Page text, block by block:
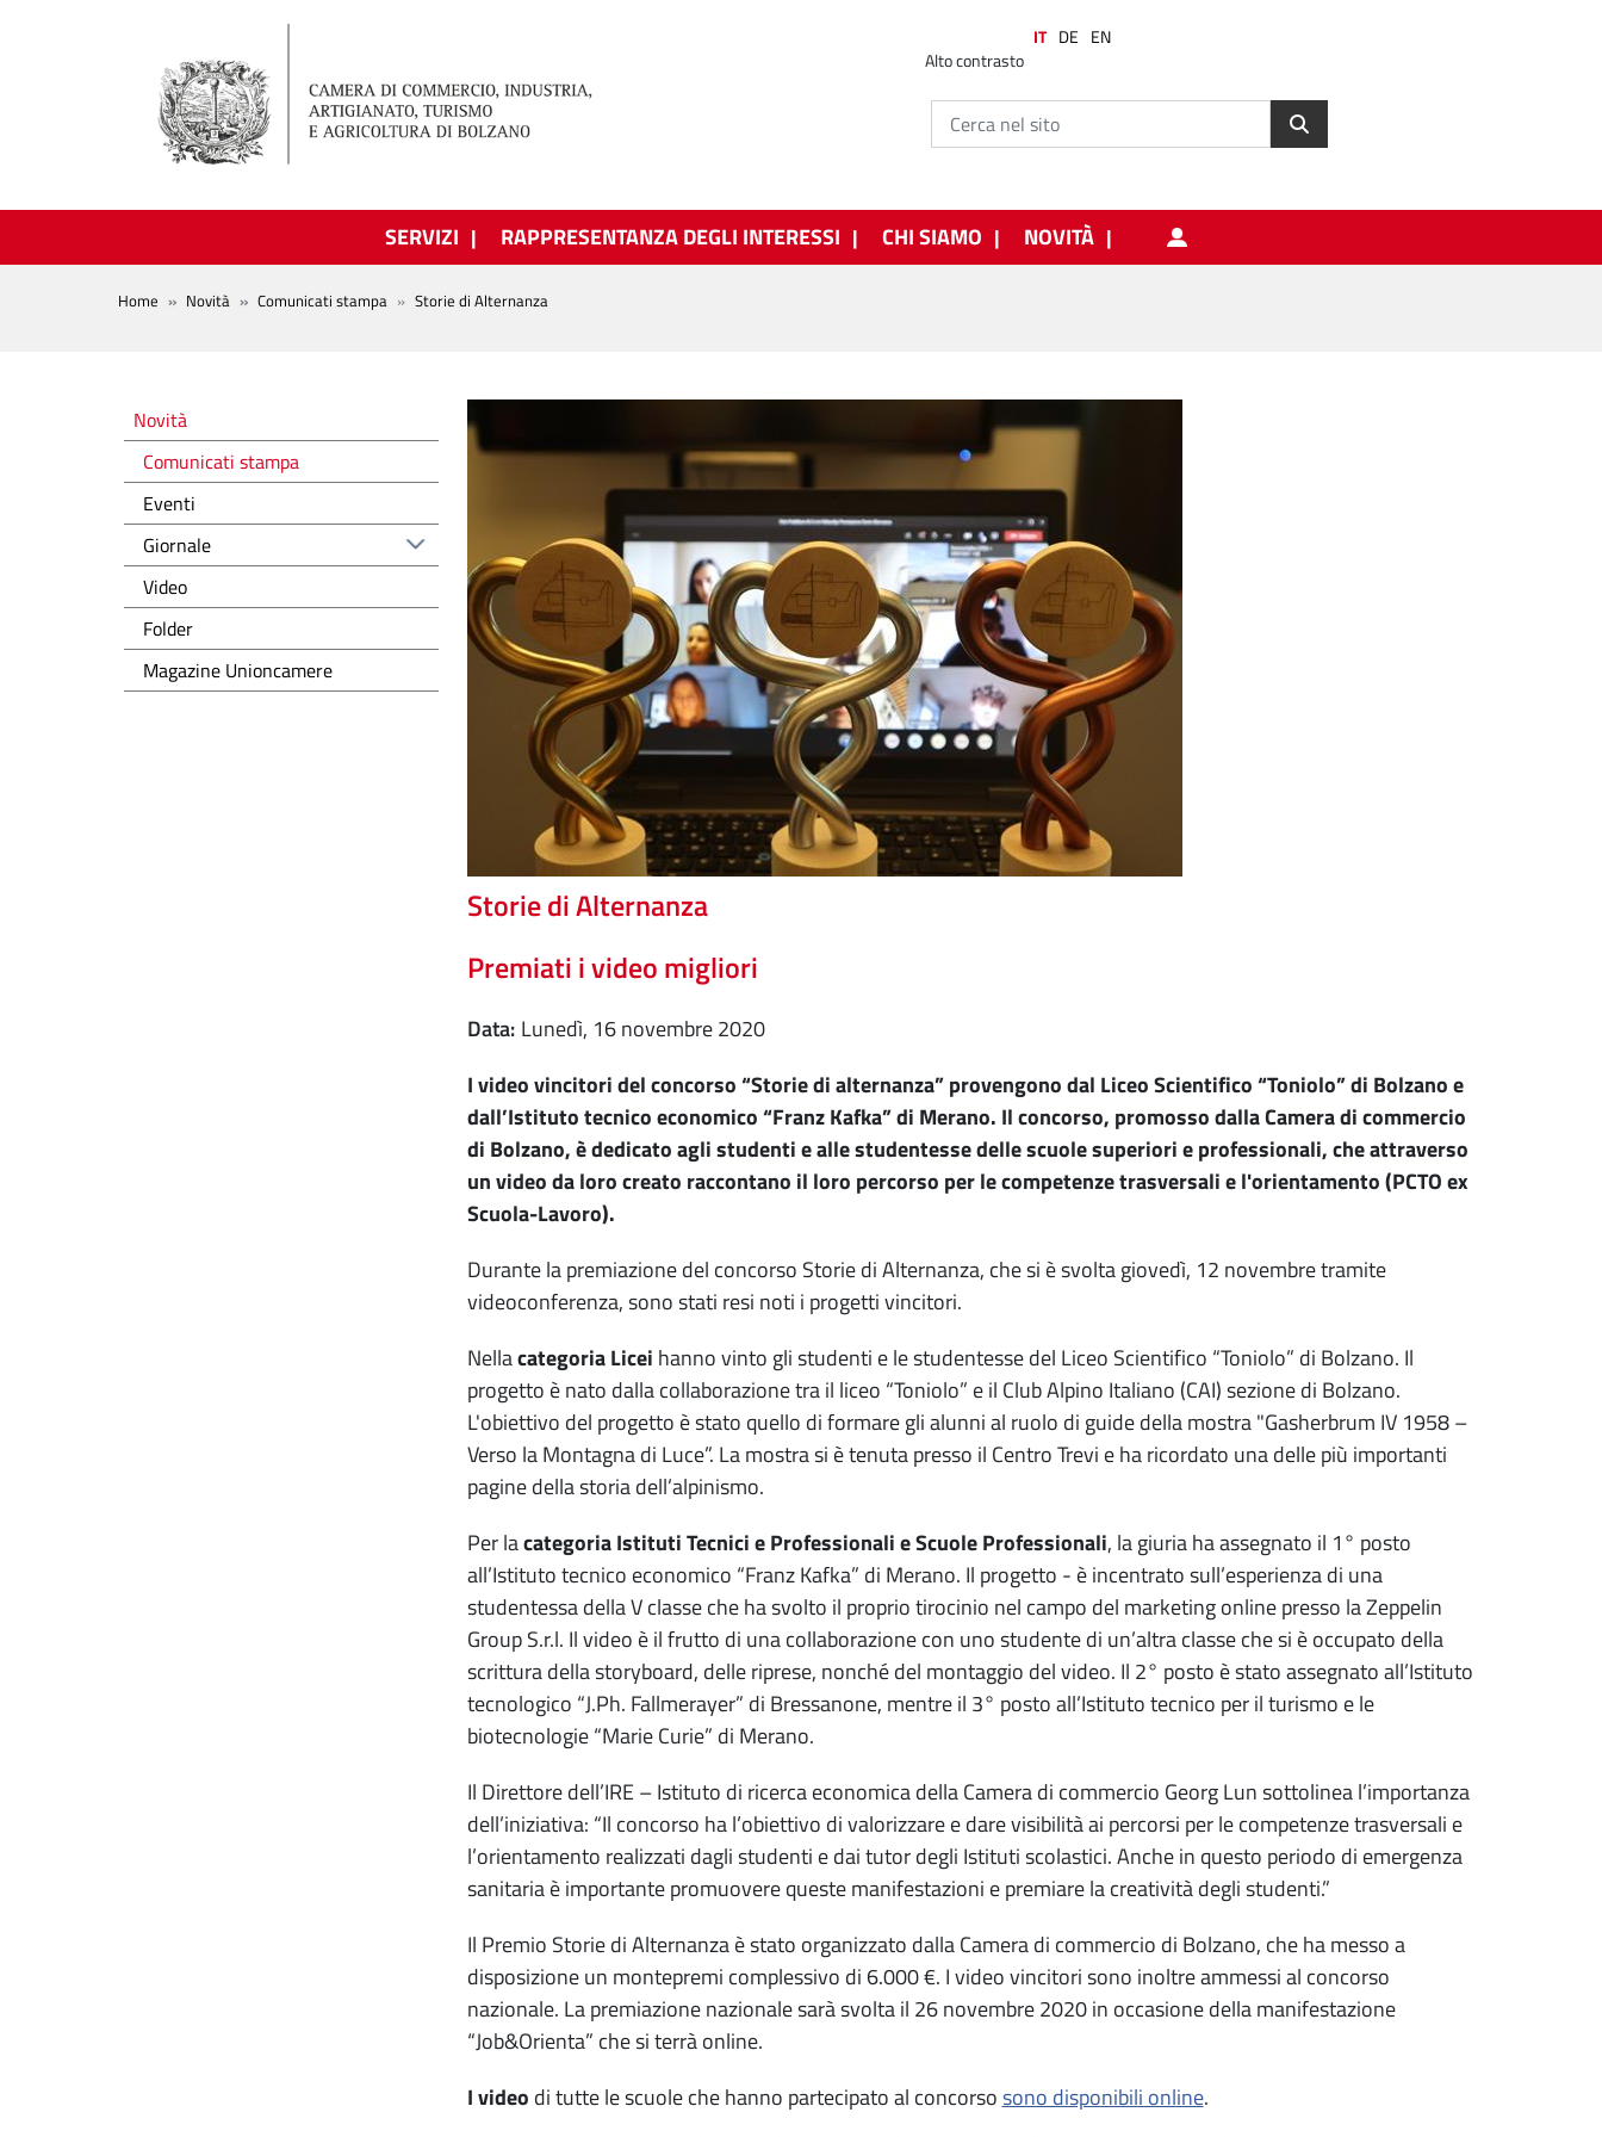
Alto contrasto
IT DE EN
SERVIZI RAPPRESENTANZA DEGLI INTERESSI CHI SIAMO NOVITÀ
BREADCRUMB
Home Novità Comunicati stampa Storie di Alternanza
Storie di Alternanza
Premiati i video migliori
Data
lunedì, 16 novembre 2020
I video vincitori del concorso “Storie di alternanza” provengono dal Liceo Scientifico “Toniolo” di Bolzano e
dall’Istituto tecnico economico “Franz Kafka” di Merano. Il concorso, promosso dalla Camera di commercio
di Bolzano, è dedicato agli studenti e alle studentesse delle scuole superiori e professionali, che attraverso
un video da loro creato raccontano il loro percorso per le competenze trasversali e l'orientamento (PCTO ex
Scuola-Lavoro).
Durante la premiazione del concorso Storie di Alternanza, che si è svolta giovedì, 12 novembre tramite
videoconferenza, sono stati resi noti i progetti vincitori.
Nellacategoria Licei hanno vinto gli studenti e le studentesse del Liceo Scientifico “Toniolo” di Bolzano. Il
progetto è nato dalla collaborazione tra il liceo “Toniolo” e il Club Alpino Italiano (CAI) sezione di Bolzano.
L'obiettivo del progetto è stato quello di formare gli alunni al ruolo di guide della mostra "Gasherbrum IV 1958 –
Verso la Montagna di Luce”. La mostra si è tenuta presso il Centro Trevi e ha ricordato una delle più importanti
pagine della storia dell’alpinismo.
Per lacategoria Istituti Tecnici e Professionali e Scuole Professionali, la giuria ha assegnato il 1° posto
all’Istituto tecnico economico “Franz Kafka” di Merano. Il progetto - è incentrato sull’esperienza di una
studentessa della V classe che ha svolto il proprio tirocinio nel campo del marketing online presso la Zeppelin
Group S.r.l. Il video è il frutto di una collaborazione con uno studente di un’altra classe che si è occupato della
scrittura della storyboard, delle riprese, nonché del montaggio del video. Il 2° posto è stato assegnato all’Istituto
tecnologico “J.Ph. Fallmerayer” di Bressanone, mentre il 3° posto all’Istituto tecnico per il turismo e le
biotecnologie “Marie Curie” di Merano.
Il Direttore dell’IRE – Istituto di ricerca economica della Camera di commercio Georg Lun sottolinea l’importanza
dell’iniziativa: “Il concorso ha l’obiettivo di valorizzare e dare visibilità ai percorsi per le competenze trasversali e
l’orientamento realizzati dagli studenti e dai tutor degli Istituti scolastici. Anche in questo periodo di emergenza
sanitaria è importante promuovere queste manifestazioni e premiare la creatività degli studenti.”
Il Premio Storie di Alternanza è stato organizzato dalla Camera di commercio di Bolzano, che ha messo a
disposizione un montepremi complessivo di 6.000 €. I video vincitori sono inoltre ammessi al concorso
nazionale. La premiazione nazionale sarà svolta il 26 novembre 2020 in occasione della manifestazione
“Job&Orienta” che si terrà online.
I video di tutte le scuole che hanno partecipato al concorsosono disponibili online.
Novità
Novità
Comunicati stampa
Eventi
Giornale
Video
Folder
Magazine Unioncamere